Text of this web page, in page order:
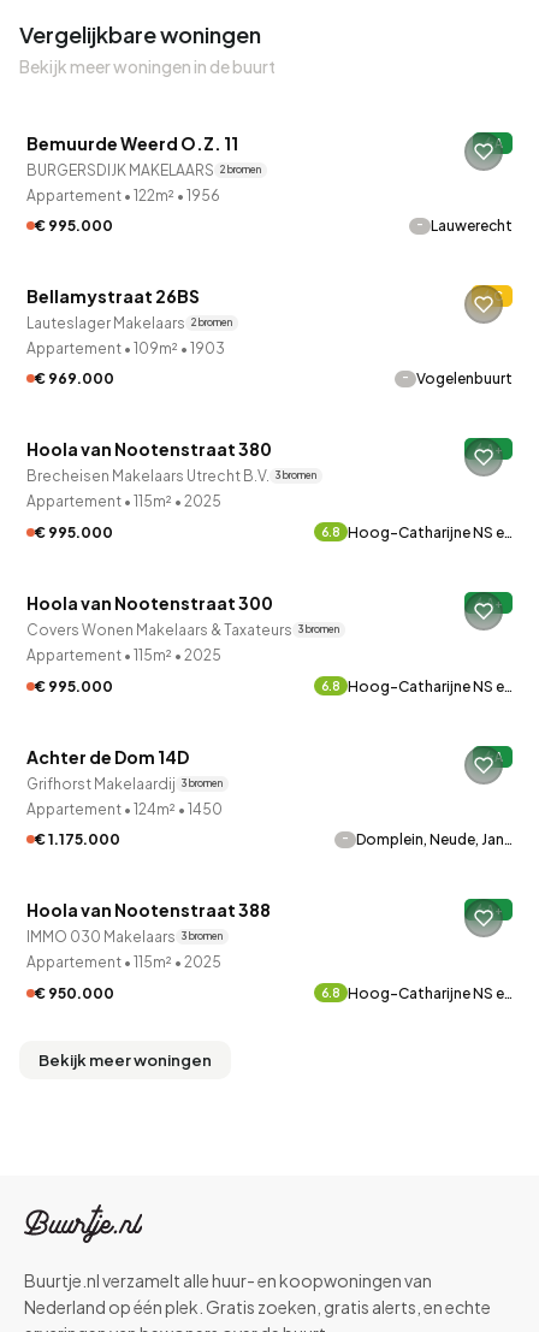
Vergelijkbare woningen
Bekijk meer woningen in de buurt
Verkocht onder voorbehoud
QUICKLANE™
Bemuurde Weerd O.Z. 11 A
BURGERSDIJK MAKELAARS 2 bronnen
Appartement • 122m² • 1956
€ 995.000
- Lauwerecht
Verkocht onder voorbehoud
QUICKLANE™
Bellamystraat 26BS C
Lauteslager Makelaars 2 bronnen
Appartement • 109m² • 1903
€ 969.000
- Vogelenbuurt
QUICKLANE™
Hoola van Nootenstraat 380 A+
Brecheisen Makelaars Utrecht B.V. 3 bronnen
Appartement • 115m² • 2025
€ 995.000
6.8 Hoog-Catharijne NS e…
QUICKLANE™
Hoola van Nootenstraat 300 A+
Covers Wonen Makelaars & Taxateurs 3 bronnen
Appartement • 115m² • 2025
€ 995.000
6.8 Hoog-Catharijne NS e…
QUICKLANE™
Achter de Dom 14D A
Grifhorst Makelaardij 3 bronnen
Appartement • 124m² • 1450
€ 1.175.000
- Domplein, Neude, Jan…
QUICKLANE™
Hoola van Nootenstraat 388 A+
IMMO 030 Makelaars 3 bronnen
Appartement • 115m² • 2025
€ 950.000
6.8 Hoog-Catharijne NS e…
Bekijk meer woningen
Buurtje.nl verzamelt alle huur- en koopwoningen van
Nederland op één plek. Gratis zoeken, gratis alerts, en echte